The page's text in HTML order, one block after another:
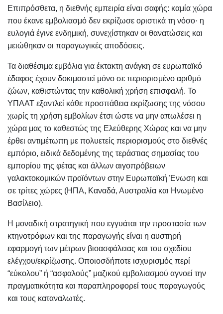
Επιπρόσθετα, η διεθνής εμπειρία είναι σαφής: καμία χώρα
που έκανε εμβολιασμό δεν εκρίζωσε οριστικά τη νόσο· η
ευλογιά έγινε ενδημική, συνεχίστηκαν οι θανατώσεις και
μειώθηκαν οι παραγωγικές αποδόσεις.
Τα διαθέσιμα εμβόλια για έκτακτη ανάγκη σε ευρωπαϊκό
έδαφος έχουν δοκιμαστεί μόνο σε περιορισμένο αριθμό
ζώων, καθιστώντας την καθολική χρήση επισφαλή. Το
ΥΠΑΑΤ εξαντλεί κάθε προσπάθεια εκρίζωσης της νόσου
χωρίς τη χρήση εμβολίων έτσι ώστε να μην απωλέσει η
χώρα μας το καθεστώς της Ελεύθερης Χώρας και να μην
έρθει αντιμέτωπη με πολυετείς περιορισμούς στο διεθνές
εμπόριο, ειδικά δεδομένης της τεράστιας σημασίας του
εμπορίου της φέτας και άλλων αιγοπρόβειων
γαλακτοκομικών προϊόντων στην Ευρωπαϊκή Ένωση και
σε τρίτες χώρες (ΗΠΑ, Καναδά, Αυστραλία και Ηνωμένο
Βασίλειο).
Η μοναδική στρατηγική που εγγυάται την προστασία των
κτηνοτρόφων και της παραγωγής είναι η αυστηρή
εφαρμογή των μέτρων βιοασφάλειας και του σχεδίου
ελέγχου/εκρίζωσης. Οποιοσδήποτε ισχυρισμός περί
“εύκολου” ή “ασφαλούς” μαζικού εμβολιασμού αγνοεί την
πραγματικότητα και παραπληροφορεί τους παραγωγούς
και τους καταναλωτές.